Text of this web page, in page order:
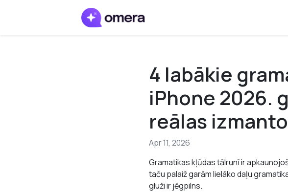
4 labākie
iPhone 2026.
reālas
Apr 11, 2026
Gramatikas kļūdas tālrunī ir
taču palaiž garām lielāko daļu
gluži ir jēgpilns.